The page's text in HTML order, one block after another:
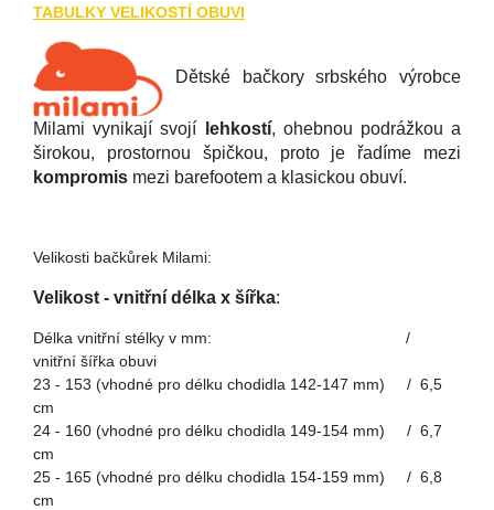
TABULKY VELIKOSTÍ OBUVI
Dětské bačkory srbského výrobce
Milami vynikají svojí lehkostí, ohebnou podrážkou a
širokou, prostornou špičkou, proto je řadíme mezi
kompromis mezi barefootem a klasickou obuví.
Velikosti bačkůrek Milami:
Velikost - vnitřní délka x šířka:
Délka vnitřní stélky v mm: /
vnitřní šířka obuvi
23 - 153 (vhodné pro délku chodidla 142-147 mm) / 6,5
cm
24 - 160 (vhodné pro délku chodidla 149-154 mm) / 6,7
cm
25 - 165 (vhodné pro délku chodidla 154-159 mm) / 6,8
cm